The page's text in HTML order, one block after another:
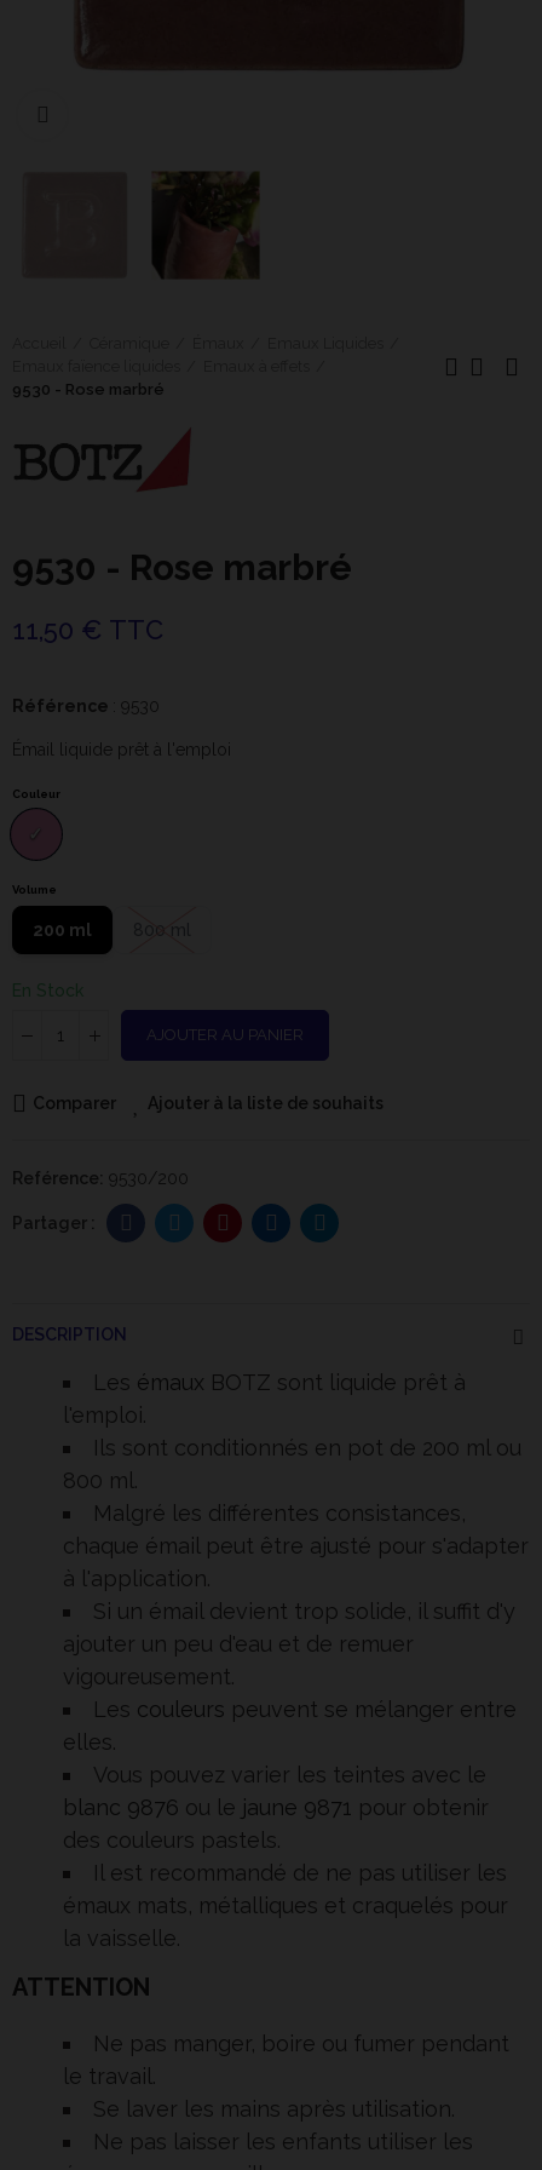
9530 - Rose marbré
9530 - Rose marbré
11,50 € TTC
Référence : 9530
Émail liquide prêt à l'emploi
Couleur
Volume
200 ml
En Stock
AJOUTER AU PANIER
Comparer Ajouter à la liste de souhaits
Reférence: 9530/200
DESCRIPTION
Les émaux BOTZ sont liquide prêt à
l'emploi.
Ils sont conditionnés en pot de 200 ml ou
800 ml.
Malgré les différentes consistances,
chaque émail peut être ajusté pour s'adapter
à l'application.
Si un émail devient trop solide, il suffit d'y
ajouter un peu d'eau et de remuer
vigoureusement.
Les couleurs peuvent se mélanger entre
elles.
Vous pouvez varier les teintes avec le
blanc 9876 ou le jaune 9871 pour obtenir
des couleurs pastels.
Il est recommandé de ne pas utiliser les
émaux mats, métalliques et craquelés pour
la vaisselle.
ATTENTION
Ne pas manger, boire ou fumer pendant
le travail.
Se laver les mains après utilisation.
Ne pas laisser les enfants utiliser les